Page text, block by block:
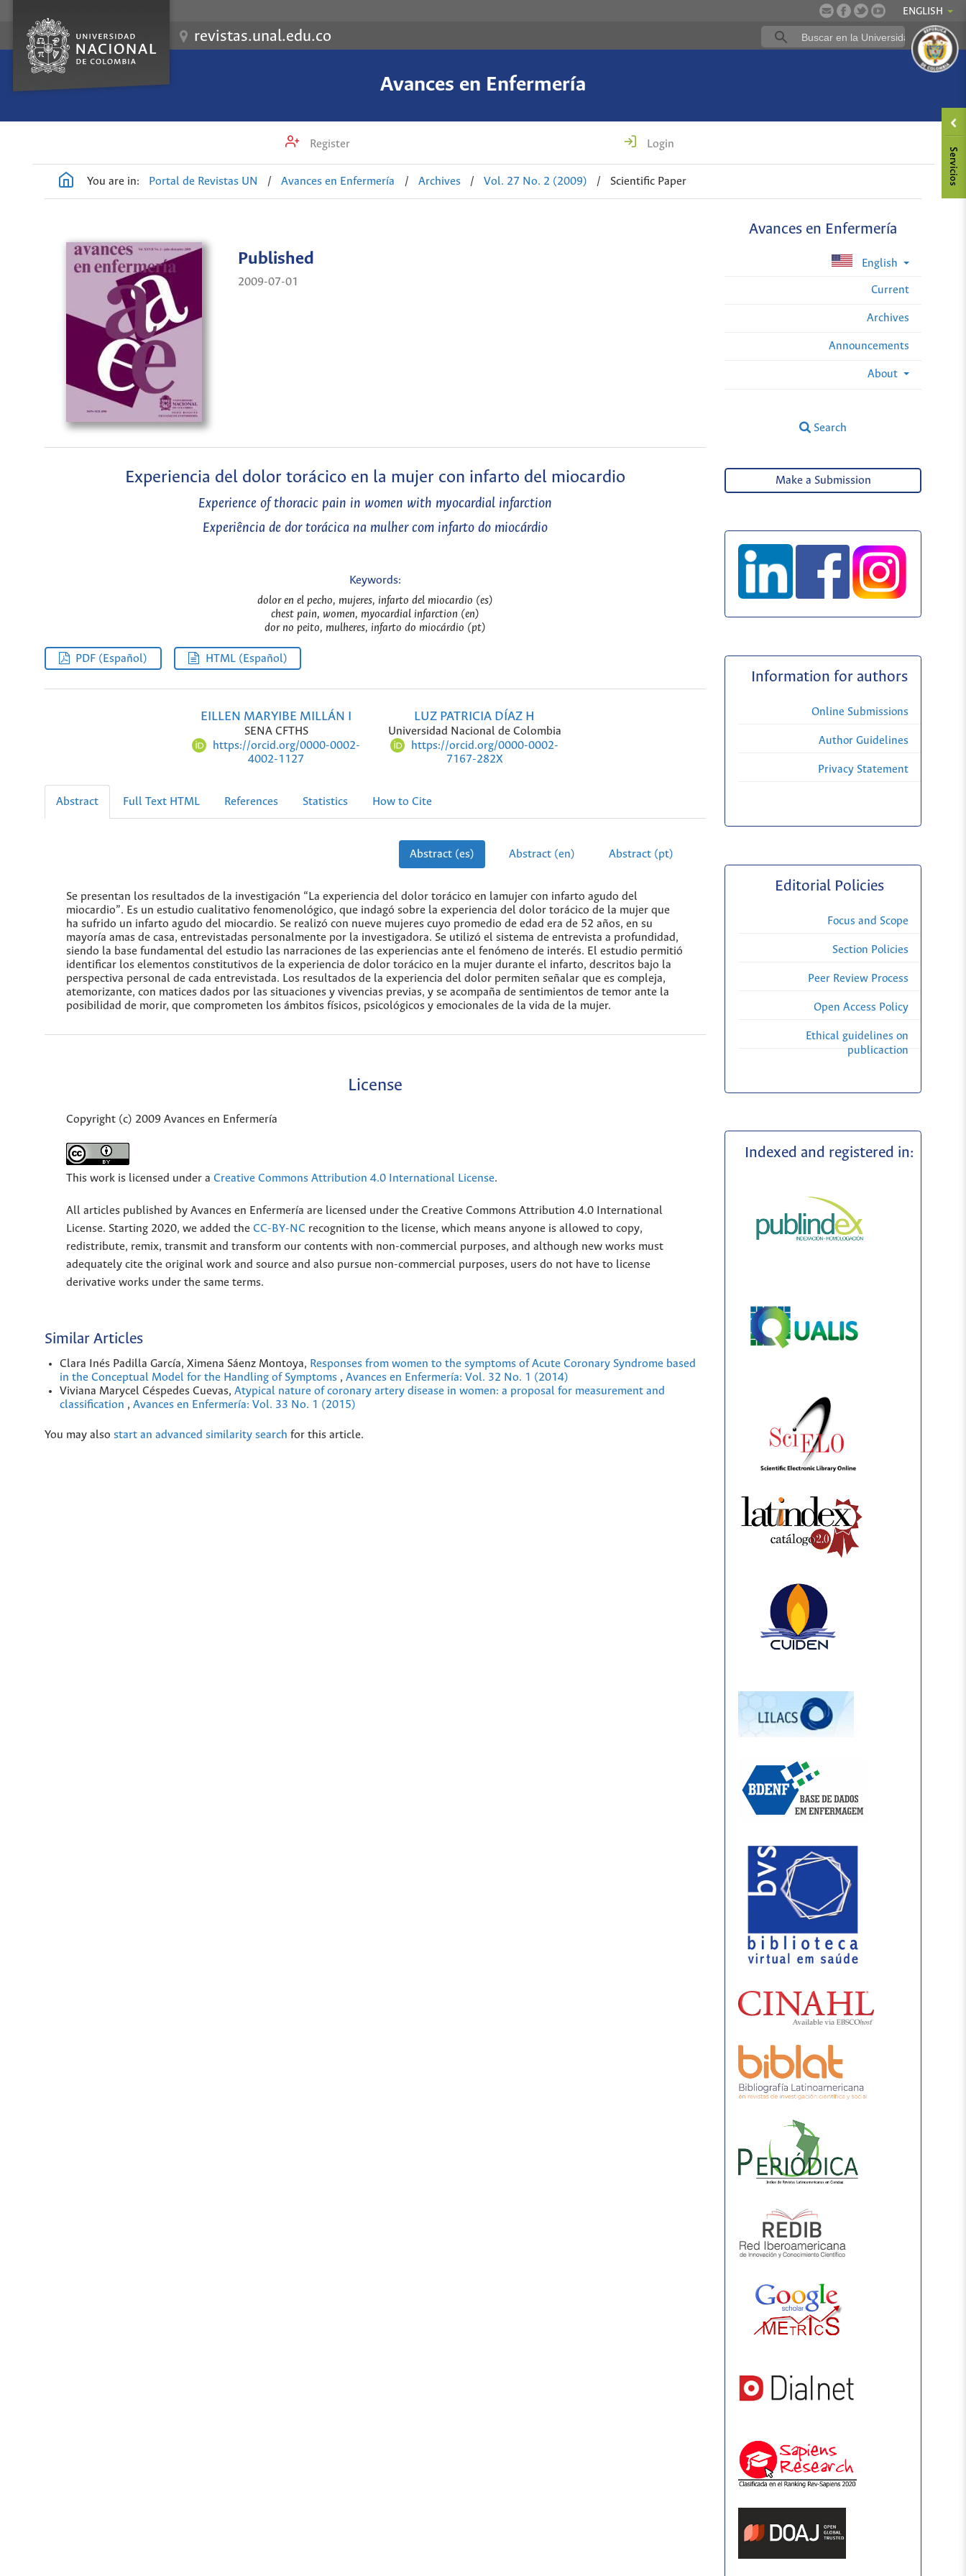
ENGLISH
revistas.unal.edu.co
Avances en Enfermería
Register Login
You are in: Portal de Revistas UN / Avances en Enfermería / Archives / Vol. 27 No. 2 (2009) / Scientific Paper
Avances en Enfermería
English
Current
Archives
Announcements
About
Search
Published
2009-07-01
Experiencia del dolor torácico en la mujer con infarto del miocardio
Experience of thoracic pain in women with myocardial infarction
Experiência de dor torácica na mulher com infarto do miocárdio
Keywords:
dolor en el pecho, mujeres, infarto del miocardio (es)
chest pain, women, myocardial infarction (en)
dor no peito, mulheres, infarto do miocárdio (pt)
PDF (Español) HTML (Español)
EILLEN MARYIBE MILLÁN I
SENA CFTHS
https://orcid.org/0000-0002-
4002-1127
LUZ PATRICIA DÍAZ H
Universidad Nacional de Colombia
https://orcid.org/0000-0002-
7167-282X
Abstract Full Text HTML References Statistics How to Cite
Abstract (es) Abstract (en) Abstract (pt)
Se presentan los resultados de la investigación “La experiencia del dolor torácico en lamujer con infarto agudo del
miocardio”. Es un estudio cualitativo fenomenológico, que indagó sobre la experiencia del dolor torácico de la mujer que
ha sufrido un infarto agudo del miocardio. Se realizó con nueve mujeres cuyo promedio de edad era de 52 años, en su
mayoría amas de casa, entrevistadas personalmente por la investigadora. Se utilizó el sistema de entrevista a profundidad,
siendo la base fundamental del estudio las narraciones de las experiencias ante el fenómeno de interés. El estudio permitió
identificar los elementos constitutivos de la experiencia de dolor torácico en la mujer durante el infarto, descritos bajo la
perspectiva personal de cada entrevistada. Los resultados de la experiencia del dolor permiten señalar que es compleja,
atemorizante, con matices dados por las situaciones y vivencias previas, y se acompaña de sentimientos de temor ante la
posibilidad de morir, que comprometen los ámbitos físicos, psicológicos y emocionales de la vida de la mujer.
License
Copyright (c) 2009 Avances en Enfermería
This work is licensed under a Creative Commons Attribution 4.0 International License.
All articles published by Avances en Enfermería are licensed under the Creative Commons Attribution 4.0 International
License. Starting 2020, we added the CC-BY-NC recognition to the license, which means anyone is allowed to copy,
redistribute, remix, transmit and transform our contents with non-commercial purposes, and although new works must
adequately cite the original work and source and also pursue non-commercial purposes, users do not have to license
derivative works under the same terms.
Similar Articles
Clara Inés Padilla García, Ximena Sáenz Montoya, Responses from women to the symptoms of Acute Coronary Syndrome based
in the Conceptual Model for the Handling of Symptoms , Avances en Enfermería: Vol. 32 No. 1 (2014)
Viviana Marycel Céspedes Cuevas, Atypical nature of coronary artery disease in women: a proposal for measurement and
classification , Avances en Enfermería: Vol. 33 No. 1 (2015)
You may also start an advanced similarity search for this article.
Make a Submission
Information for authors
Online Submissions
Author Guidelines
Privacy Statement
Editorial Policies
Focus and Scope
Section Policies
Peer Review Process
Open Access Policy
Ethical guidelines on
publicaction
Indexed and registered in: